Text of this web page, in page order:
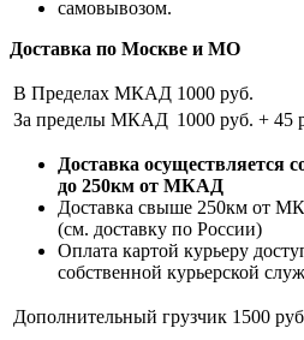
самовывозом.
Доставка по Москве и МО
В Пределах МКАД 1000 руб.
За пределы МКАД 1000 руб. + 45
Доставка осуществляется
до 250км от МКАД
Доставка свыше 250км от
(см. доставку по России)
Оплата картой курьеру
собственной курьерской
Дополнительный грузчик 1500